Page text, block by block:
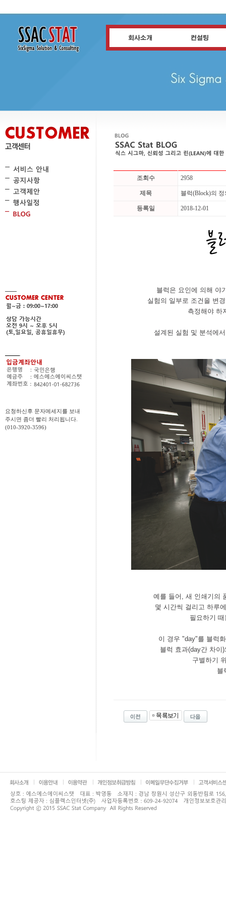
요청하신후 문자메세지를 보내
주시면 좀더 빨리 처리됩니다.
(010-3920-3596)
조회수 2958
제목 블럭(Block)의 정
등록일 2018-12-01
블럭은 요인에 의해 야
실험의 일부로 조건을 변
측정해야 하
설계된 실험 및 분석에
예를 들어, 새 인쇄기의
몇 시간씩 걸리고 하루
필요하기
이 경우 "day"를 블럭
블럭 효과(day간 차이
구별하기
블